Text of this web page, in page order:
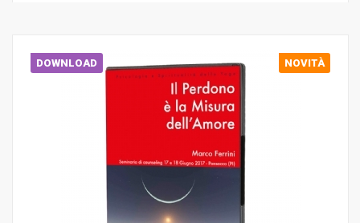
DOWNLOAD NOVITÀ